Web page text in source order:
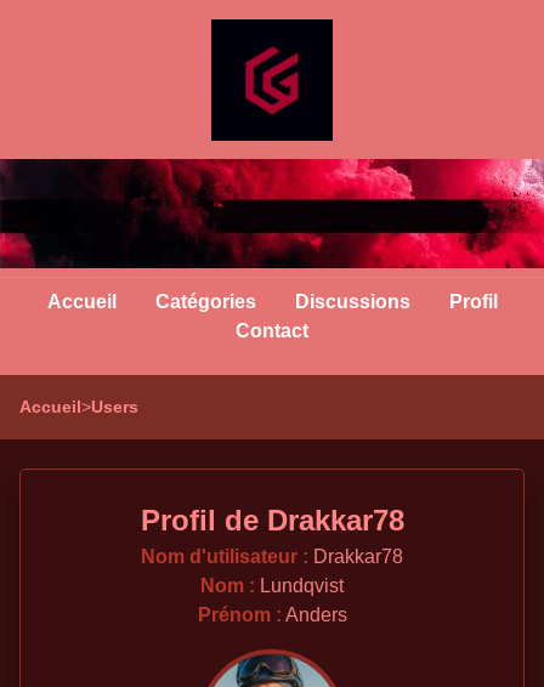
Accueil Catégories Discussions
Profil
Contact
Accueil>Users
Profil de Drakkar78
Nom d'utilisateur : Drakkar78
Nom : Lundqvist
Prénom : Anders